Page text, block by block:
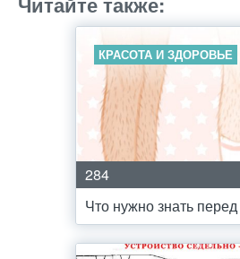
КРАСОТА И ЗДОРОВЬЕ
284
Что нужно знать